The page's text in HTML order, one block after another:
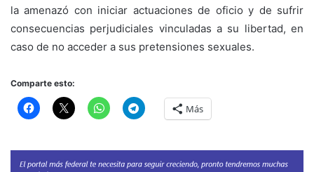
la amenazó con iniciar actuaciones de oficio y de sufrir
consecuencias perjudiciales vinculadas a su libertad, en
caso de no acceder a sus pretensiones sexuales.
Comparte esto:
Más